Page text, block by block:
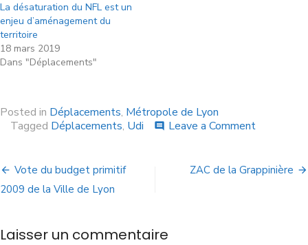
La désaturation du NFL est un
enjeu d’aménagement du
territoire
18 mars 2019
Dans "Déplacements"
Posted in Déplacements, Métropole de Lyon
Tagged Déplacements, Udi comment Leave a Comment
Vote du budget primitif
2009 de la Ville de Lyon
ZAC de la Grappinière
Laisser un commentaire